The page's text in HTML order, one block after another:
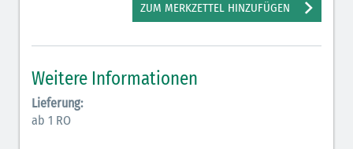
Bronchodilatatoren (blau-braun)
Inodilatatoren (rot-grün)
Antiarrhythmika (rot-blau)
ZUM MERKZETTEL HINZUFÜGEN
Weitere Informationen
Lieferung:
ab 1 RO